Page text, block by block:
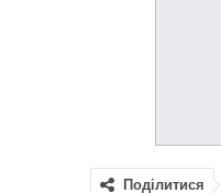
Поділитися